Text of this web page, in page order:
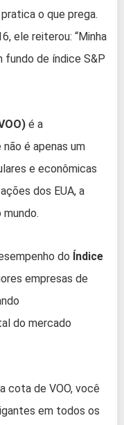
o que prega.
ele reiterou: “Minha
fundo de índice S&P
é a
é apenas um
e econômicas
dos EUA, a
mundo.
do Índice
empresas de
do mercado
cota de VOO, você
em todos os